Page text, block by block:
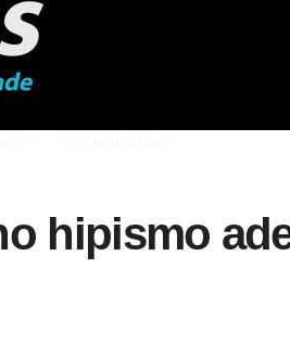
hipismo